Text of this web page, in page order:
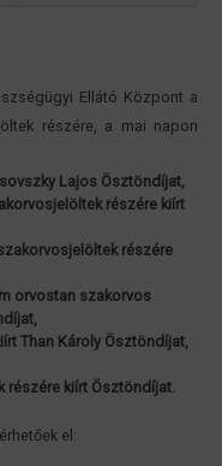
Ellátó Központ a
részére, a mai napon
Lajos Ösztöndíjat,
részére kiírt
részére
orvostan szakorvos
Than Károly Ösztöndíjat,
részére kiírt Ösztöndíjat.
el: